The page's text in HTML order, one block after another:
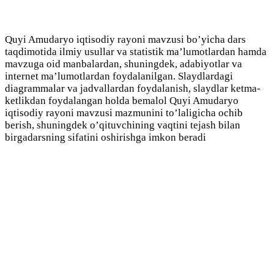
Quyi Amudaryo iqtisodiy rayoni mavzusi bo’yicha dars
taqdimotida ilmiy usullar va statistik ma’lumotlardan hamda
mavzuga oid manbalardan, shuningdek, adabiyotlar va
internet ma’lumotlardan foydalanilgan. Slaydlardagi
diagrammalar va jadvallardan foydalanish, slaydlar ketma-
ketlikdan foydalangan holda bemalol Quyi Amudaryo
iqtisodiy rayoni mavzusi mazmunini to’laligicha ochib
berish, shuningdek o’qituvchining vaqtini tejash bilan
birgadarsning sifatini oshirishga imkon beradi